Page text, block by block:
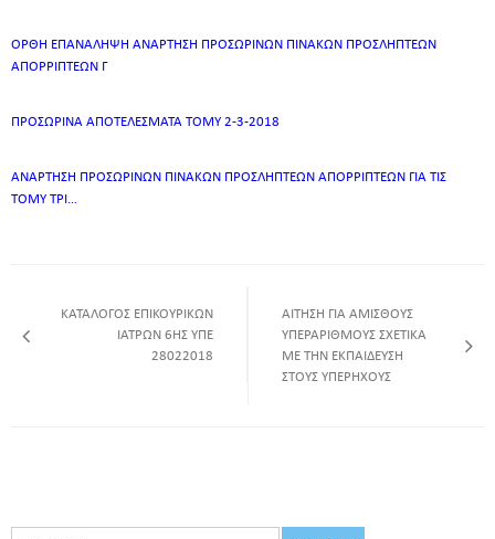
ΟΡΘΗ ΕΠΑΝΑΛΗΨΗ ΑΝΑΡΤΗΣΗ ΠΡΟΣΩΡΙΝΩΝ ΠΙΝΑΚΩΝ ΠΡΟΣΛΗΠΤΕΩΝ
ΑΠΟΡΡΙΠΤΕΩΝ Γ
ΠΡΟΣΩΡΙΝΑ ΑΠΟΤΕΛΕΣΜΑΤΑ ΤΟΜΥ 2-3-2018
ΑΝΑΡΤΗΣΗ ΠΡΟΣΩΡΙΝΩΝ ΠΙΝΑΚΩΝ ΠΡΟΣΛΗΠΤΕΩΝ ΑΠΟΡΡΙΠΤΕΩΝ ΓΙΑ ΤΙΣ
ΤΟΜΥ ΤΡΙ…
ΚΑΤΑΛΟΓΟΣ ΕΠΙΚΟΥΡΙΚΩΝ
ΙΑΤΡΩΝ 6ΗΣ ΥΠΕ
28022018
ΑΙΤΗΣΗ ΓΙΑ ΑΜΙΣΘΟΥΣ
ΥΠΕΡΑΡΙΘΜΟΥΣ ΣΧΕΤΙΚΑ
ΜΕ ΤΗΝ ΕΚΠΑΙΔΕΥΣΗ
ΣΤΟΥΣ ΥΠΕΡΗΧΟΥΣ